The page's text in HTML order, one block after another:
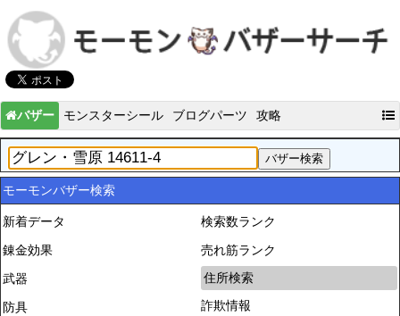
バザー モンスターシール ブログパーツ 攻略
モーモンバザー検索
新着データ
錬金効果
武器
防具
検索数ランク
売れ筋ランク
住所検索
詐欺情報